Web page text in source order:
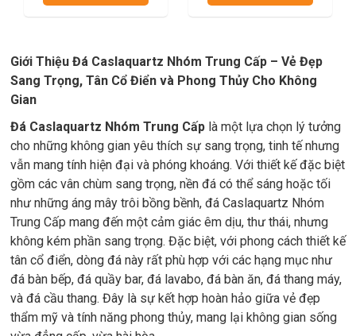
Giới Thiệu Đá Caslaquartz Nhóm Trung Cấp – Vẻ Đẹp
Sang Trọng, Tân Cổ Điển và Phong Thủy Cho Không
Gian
Đá Caslaquartz Nhóm Trung Cấp là một lựa chọn lý tưởng
cho những không gian yêu thích sự sang trọng, tinh tế nhưng
vẫn mang tính hiện đại và phóng khoáng. Với thiết kế đặc biệt
gồm các vân chùm sang trọng, nền đá có thể sáng hoặc tối
như những áng mây trôi bồng bềnh, đá Caslaquartz Nhóm
Trung Cấp mang đến một cảm giác êm dịu, thư thái, nhưng
không kém phần sang trọng. Đặc biệt, với phong cách thiết kế
tân cổ điển, dòng đá này rất phù hợp với các hạng mục như
đá bàn bếp, đá quầy bar, đá lavabo, đá bàn ăn, đá thang máy,
và đá cầu thang. Đây là sự kết hợp hoàn hảo giữa vẻ đẹp
thẩm mỹ và tính năng phong thủy, mang lại không gian sống